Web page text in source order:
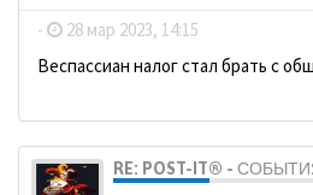
- 28 мар 2023, 14:15
Веспассиан налог стал брать с
RE: POST-IT® -